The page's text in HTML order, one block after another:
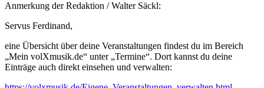
Anmerkung der Redaktion /Walter Säckl:
Servus Ferdinand,
eine Übersicht über deine Veranstaltungen findest du im Bereich
„Mein volXmusik.de“ unter „Termine“. Dort kannst du deine
Einträge auch direkt einsehen und verwalten: